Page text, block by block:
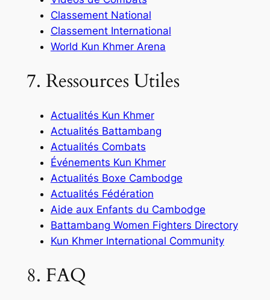
Classement National
Classement International
World Kun Khmer Arena
7. Ressources Utiles
Actualités Kun Khmer
Actualités Battambang
Actualités Combats
Événements Kun Khmer
Actualités Boxe Cambodge
Actualités Fédération
Aide aux Enfants du Cambodge
Battambang Women Fighters Directory
Kun Khmer International Community
8. FAQ